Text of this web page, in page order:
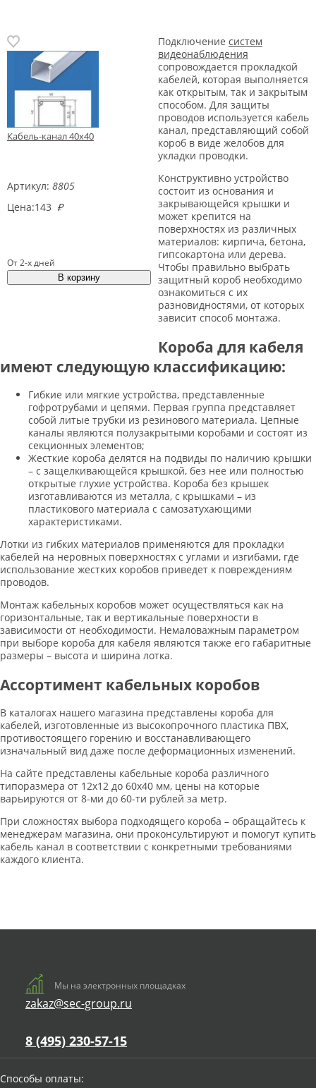
Кабель-канал 40х40
Артикул: 8805
Цена:143 ₽
От 2-х дней
Подключение систем
видеонаблюдения
сопровождается прокладкой
кабелей, которая выполняется
как открытым, так и закрытым
способом. Для защиты
проводов используется кабель
канал, представляющий собой
короб в виде желобов для
укладки проводки.
Конструктивно устройство
состоит из основания и
закрывающейся крышки и
может крепится на
поверхностях из различных
материалов: кирпича, бетона,
гипсокартона или дерева.
Чтобы правильно выбрать
защитный короб необходимо
ознакомиться с их
разновидностями, от которых
зависит способ монтажа.
Короба для кабеля
имеют следующую классификацию:
Гибкие или мягкие устройства, представленные
гофротрубами и цепями. Первая группа представляет
собой литые трубки из резинового материала. Цепные
каналы являются полузакрытыми коробами и состоят из
секционных элементов;
Жесткие короба делятся на подвиды по наличию крышки
– с защелкивающейся крышкой, без нее или полностью
открытые глухие устройства. Короба без крышек
изготавливаются из металла, с крышками – из
пластикового материала с самозатухающими
характеристиками.
Лотки из гибких материалов применяются для прокладки
кабелей на неровных поверхностях с углами и изгибами, где
использование жестких коробов приведет к повреждениям
проводов.
Монтаж кабельных коробов может осуществляться как на
горизонтальные, так и вертикальные поверхности в
зависимости от необходимости. Немаловажным параметром
при выборе короба для кабеля являются также его габаритные
размеры – высота и ширина лотка.
Ассортимент кабельных коробов
В каталогах нашего магазина представлены короба для
кабелей, изготовленные из высокопрочного пластика ПВХ,
противостоящего горению и восстанавливающего
изначальный вид даже после деформационных изменений.
На сайте представлены кабельные короба различного
типоразмера от 12х12 до 60х40 мм, цены на которые
варьируются от 8-ми до 60-ти рублей за метр.
При сложностях выбора подходящего короба – обращайтесь к
менеджерам магазина, они проконсультируют и помогут купить
кабель канал в соответствии с конкретными требованиями
каждого клиента.
Мы на электронных площадках
zakaz@sec-group.ru
8 (495) 230-57-15
Способы оплаты: